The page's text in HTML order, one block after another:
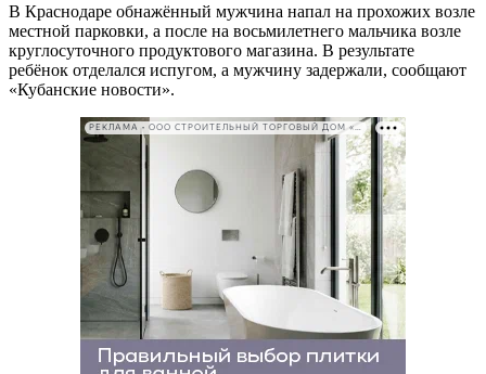
В Краснодаре обнажённый мужчина напал на прохожих возле
местной парковки, а после на восьмилетнего мальчика возле
круглосуточного продуктового магазина. В результате
ребёнок отделался испугом, а мужчину задержали, сообщают
«Кубанские новости».
РЕКЛАМА • ООО СТРОИТЕЛЬНЫЙ ТОРГОВЫЙ ДОМ «ПЕТРОВИЧ». ИНН: 7802348846